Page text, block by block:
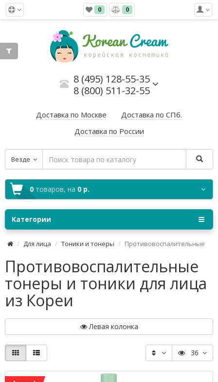
0 0
8 (495) 128-55-35
8 (800) 511-32-55
Доставка по Москве
Доставка по СПб.
Доставка по России
Везде
0 товаров, на 0 р.
Категории
Для лица Тоники и тонеры Противовоспалительные
Противовоспалительные
тонеры и тоники для лица
из Кореи
Левая колонка
36